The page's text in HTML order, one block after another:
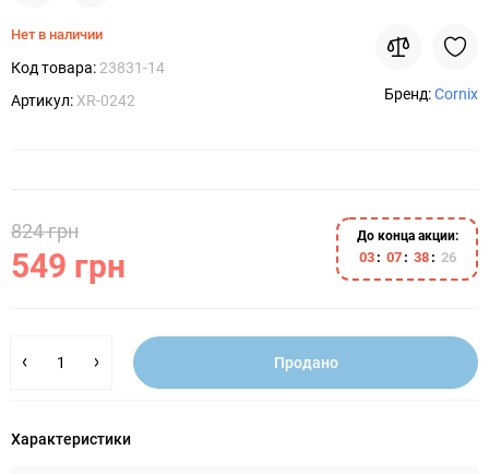
Нет в наличии
Код товара: 23831-14
Артикул: XR-0242 Бренд:Cornix
824 грн
549 грн
До конца акции:
03 07 38 25
Продано
Характеристики